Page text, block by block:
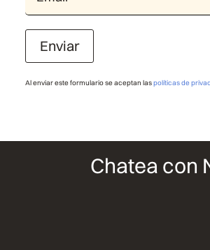
Enviar
Al enviar este formulario se aceptan laspolíticas de
Chatea con